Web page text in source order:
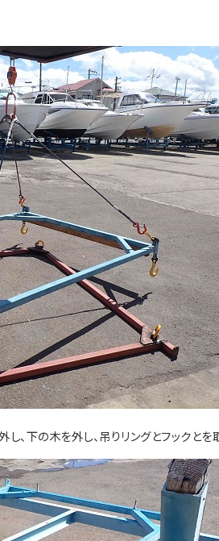
、下の木を外し、吊りリングとフックと